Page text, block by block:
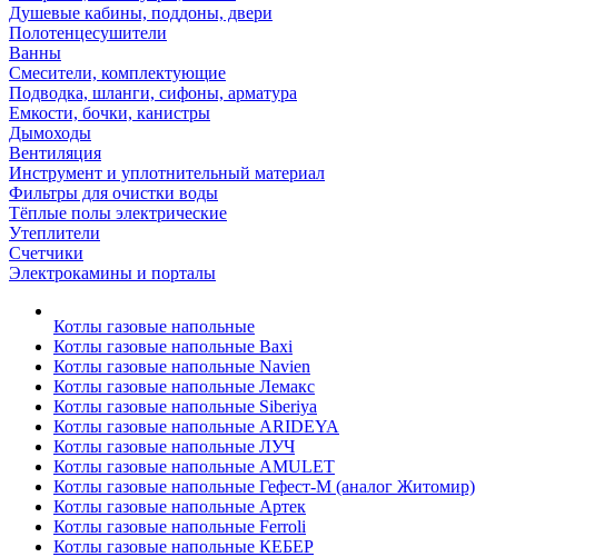
Душевые кабины, поддоны, двери
Полотенцесушители
Ванны
Смесители, комплектующие
Подводка, шланги, сифоны, арматура
Емкости, бочки, канистры
Дымоходы
Вентиляция
Инструмент и уплотнительный материал
Фильтры для очистки воды
Тёплые полы электрические
Утеплители
Счетчики
Электрокамины и порталы
Котлы газовые напольные
Котлы газовые напольные Baxi
Котлы газовые напольные Navien
Котлы газовые напольные Лемакс
Котлы газовые напольные Siberiya
Котлы газовые напольные ARIDEYA
Котлы газовые напольные ЛУЧ
Котлы газовые напольные AMULET
Котлы газовые напольные Гефест-М (аналог Житомир)
Котлы газовые напольные Артек
Котлы газовые напольные Ferroli
Котлы газовые напольные КЕБЕР